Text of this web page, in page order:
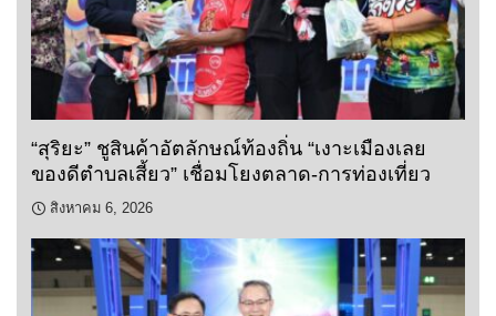
“สุริยะ” ชูสินค้าอัตลักษณ์ท้องถิ่น “เงาะเมืองเลย
ของดีตำบลเสี้ยว” เชื่อมโยงตลาด-การท่องเที่ยว
สิงหาคม 6, 2026